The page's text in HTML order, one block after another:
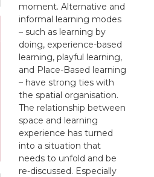
moment. Alternative and
informal learning modes
– such as learning by
doing, experience-based
learning, playful learning,
and Place-Based learning
– have strong ties with
the spatial organisation.
The relationship between
space and learning
experience has turned
into a situation that
needs to unfold and be
re-discussed. Especially